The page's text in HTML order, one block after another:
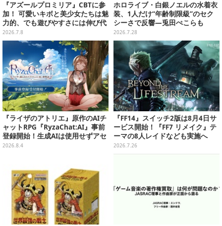
『アズールプロミリア』CBTに参
加！ 可愛いキボと美少女たちは魅
力的、でも遊びやすさには伸び代
も【プレイレポ】
2026.7.8
ホロライブ・白銀ノエルの水着衣
装、1人だけ“年齢制限級”のセク
シーさで反響―兎田ぺこらも
「こ、こんなことが許されていい
のか？」と興奮隠せず
2026.7.28
『ライザのアトリエ』原作のAIチ
ャットRPG『RyzaChat:AI』事前
登録開始！生成AIは使用せずアセ
ットはトリダモノ氏監修で人力作
2026.8.4
『FF14』スイッチ2版は8月4日サ
ービス開始！『FF7 リメイク』テ
ーマの8人レイドなども実施へ
2026.7.26